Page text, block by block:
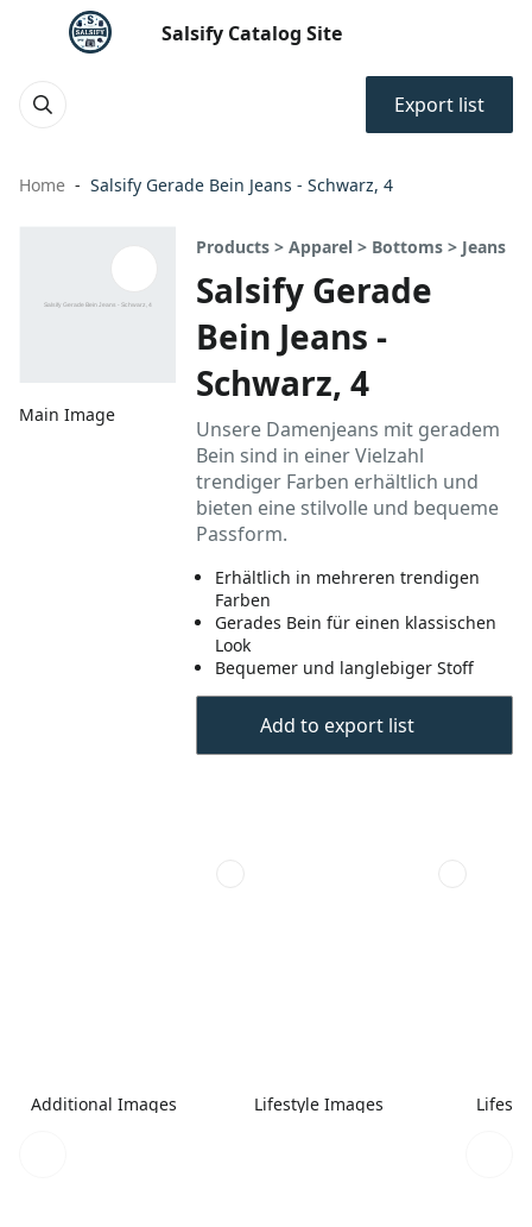
Salsify Catalog Site
Export list
Home Salsify Gerade Bein Jeans - Schwarz, 4
Main Image
Products > Apparel > Bottoms > Jeans
Salsify Gerade
Bein Jeans -
Schwarz, 4
Unsere Damenjeans mit geradem
Bein sind in einer Vielzahl
trendiger Farben erhältlich und
bieten eine stilvolle und bequeme
Passform.
Erhältlich in mehreren trendigen
Farben
Gerades Bein für einen klassischen
Look
Bequemer und langlebiger Stoff
Add to export list
Additional Images Lifestyle Images